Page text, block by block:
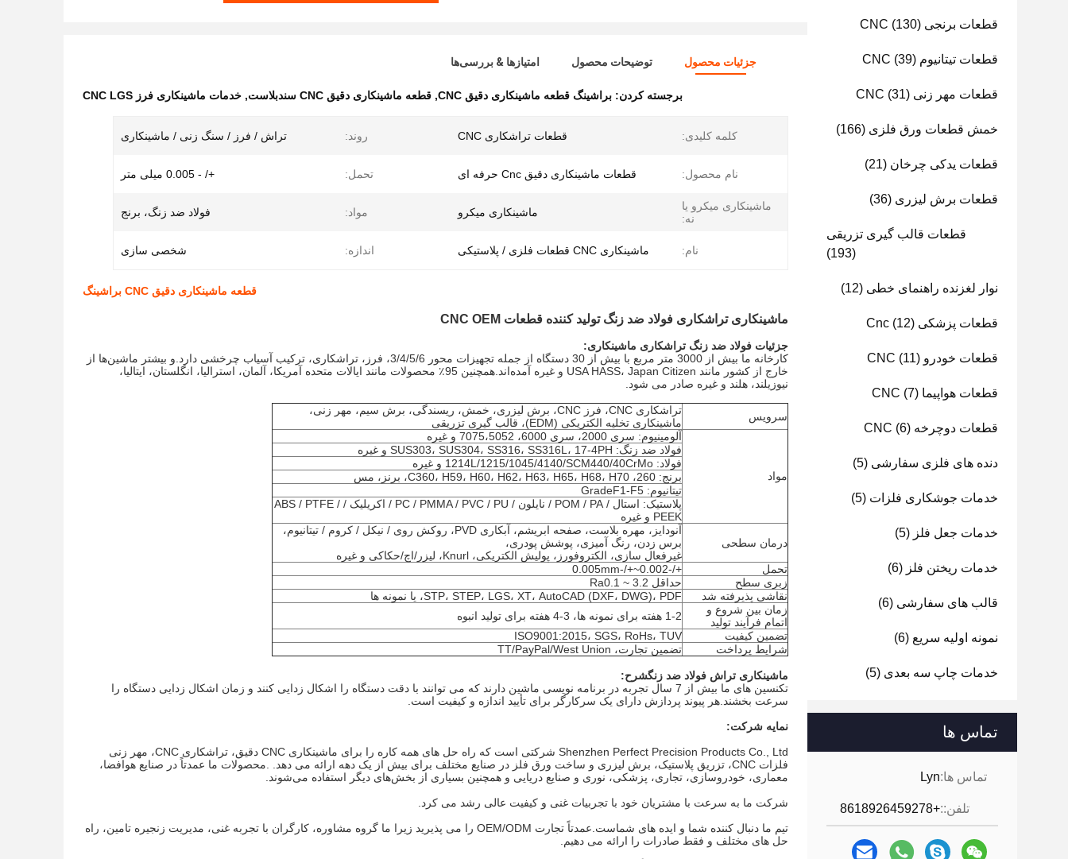
قطعات برنجی CNC (130)
قطعات تیتانیوم CNC (39)
قطعات مهر زنی CNC (31)
خمش قطعات ورق فلزی (166)
قطعات یدکی چرخان (21)
قطعات برش لیزری (36)
قطعات قالب گیری تزریقی
(193)
نوار لغزنده راهنمای خطی (12)
قطعات پزشکی Cnc (12)
قطعات خودرو CNC (11)
قطعات هواپیما CNC (7)
قطعات دوچرخه CNC (6)
دنده های فلزی سفارشی (5)
خدمات جوشکاری فلزات (5)
خدمات جعل فلز (5)
خدمات ریختن فلز (6)
قالب های سفارشی (6)
نمونه اولیه سریع (6)
خدمات چاپ سه بعدی (5)
تماس ها
تماس ها:Lyn
تلفن::+8618926459278
جزئیات محصول توضیحات محصول امتیازها & بررسی‌ها
برجسته کردن: براشینگ قطعه ماشینکاری دقیق CNC , قطعه ماشینکاری دقیق CNC سندبلاست , خدمات ماشینکاری فرز CNC LGS
کلمه کلیدی: قطعات تراشکاری CNC روند: تراش / فرز / سنگ زنی / ماشینکاری
نام محصول: قطعات ماشینکاری دقیق Cnc حرفه ای تحمل: +/ - 0.005 میلی متر
ماشینکاری میکرو یا
نه:
ماشینکاری میکرو مواد: فولاد ضد زنگ، برنج
نام: ماشینکاری CNC قطعات فلزی / پلاستیکی اندازه: شخصی سازی
قطعه ماشینکاری دقیق CNC براشینگ
ماشینکاری تراشکاری فولاد ضد زنگ تولید کننده قطعات CNC OEM
جزئیات فولاد ضد زنگ تراشکاری ماشینکاری:
کارخانه ما بیش از 3000 متر مربع با بیش از 30 دستگاه از جمله تجهیزات محور 3/4/5/6، فرز، تراشکاری، ترکیب آسیاب چرخشی دارد.و بیشتر ماشین‌ها از
خارج از کشور مانند USA HASS، Japan Citizen و غیره آمده‌اند.همچنین 95٪ محصولات مانند ایالات متحده آمریکا، آلمان، استرالیا، انگلستان، ایتالیا،
نیوزیلند، هلند و غیره صادر می شود.
سرویس
تراشکاری CNC، فرز CNC، برش لیزری، خمش، ریسندگی، برش سیم، مهر زنی،
ماشینکاری تخلیه الکتریکی (EDM)، قالب گیری تزریقی
مواد
آلومینیوم: سری 2000، سری 6000، 7075،5052 و غیره
فولاد ضد زنگ: SUS303، SUS304، SS316، SS316L، 17-4PH و غیره
فولاد: 1214L/1215/1045/4140/SCM440/40CrMo و غیره
برنج: 260، C360، H59، H60، H62، H63، H65، H68، H70، برنز، مس
تیتانیوم: GradeF1-F5
پلاستیک: استال / POM / PA / نایلون / PC / PMMA / PVC / PU / اکریلیک / ABS / PTFE /
PEEK و غیره
درمان سطحی
آنودایز، مهره بلاست، صفحه ابریشم، آبکاری PVD، روکش روی / نیکل / کروم / تیتانیوم،
برس زدن، رنگ آمیزی، پوشش پودری،
غیرفعال سازی، الکتروفورز، پولیش الکتریکی، Knurl، لیزر/اچ/حکاکی و غیره
تحمل
+/-0.002~+/-0.005mm
زبری سطح
حداقل Ra0.1 ~ 3.2
نقاشی پذیرفته شد
STP، STEP، LGS، XT، AutoCAD (DXF، DWG)، PDF، یا نمونه ها
زمان بین شروع و
اتمام فرآیند تولید
1-2 هفته برای نمونه ها، 3-4 هفته برای تولید انبوه
تضمین کیفیت
ISO9001:2015، SGS، RoHs، TUV
شرایط پرداخت
تضمین تجارت، TT/PayPal/West Union
ماشینکاری تراش فولاد ضد زنگشرح:
تکنسین های ما بیش از 7 سال تجربه در برنامه نویسی ماشین دارند که می توانند با دقت دستگاه را اشکال زدایی کنند و زمان اشکال زدایی دستگاه را
سرعت بخشند.هر پیوند پردازش دارای یک سرکارگر برای تأیید اندازه و کیفیت است.
نمایه شرکت:
Shenzhen Perfect Precision Products Co., Ltd شرکتی است که راه حل های همه کاره را برای ماشینکاری CNC دقیق، تراشکاری CNC، مهر زنی
فلزات CNC، تزریق پلاستیک، برش لیزری و ساخت ورق فلز در صنایع مختلف برای بیش از یک دهه ارائه می دهد. .محصولات ما عمدتاً در صنایع هوافضا،
معماری، خودروسازی، تجاری، پزشکی، نوری و صنایع دریایی و همچنین بسیاری از بخش‌های دیگر استفاده می‌شوند.
شرکت ما به سرعت با مشتریان خود با تجربیات غنی و کیفیت عالی رشد می کرد.
تیم ما دنبال کننده شما و ایده های شماست.عمدتاً تجارت OEM/ODM را می پذیرید زیرا ما گروه مشاوره، کارگران با تجربه غنی، مدیریت زنجیره تامین، راه
حل های مختلف و فقط صادرات را ارائه می دهیم.